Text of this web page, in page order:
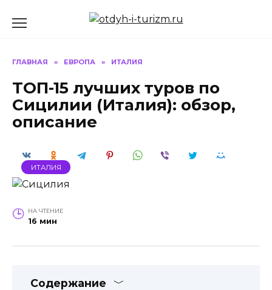
ГЛАВНАЯ » ЕВРОПА » ИТАЛИЯ
ТОП-15 лучших туров по
Сицилии (Италия): обзор,
описание
ИТАЛИЯ
НА ЧТЕНИЕ
16 мин
Содержание